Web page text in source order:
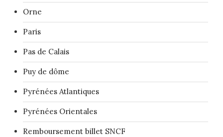
Orne
Paris
Pas de Calais
Puy de dôme
Pyrénées Atlantiques
Pyrénées Orientales
Remboursement billet SNCF